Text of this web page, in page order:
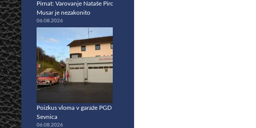
Pirnat: Varovanje Nataše Pirc
Musar je nezakonito
06.08.2026
Poizkus vloma v garaže PGD
Sevnica
06.08.2026